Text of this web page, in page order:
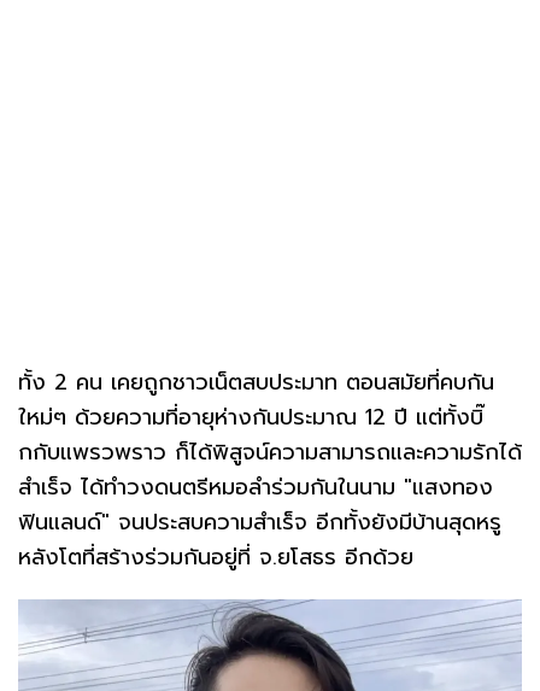
ทั้ง 2 คน เคยถูกชาวเน็ตสบประมาท ตอนสมัยที่คบกัน
ใหม่ๆ ด้วยความที่อายุห่างกันประมาณ 12 ปี แต่ทั้งบิ๊
กกับแพรวพราว ก็ได้พิสูจน์ความสามารถและความรักได้
สำเร็จ ได้ทำวงดนตรีหมอลำร่วมกันในนาม "แสงทอง
ฟินแลนด์" จนประสบความสำเร็จ อีกทั้งยังมีบ้านสุดหรู
หลังโตที่สร้างร่วมกันอยู่ที่ จ.ยโสธร อีกด้วย